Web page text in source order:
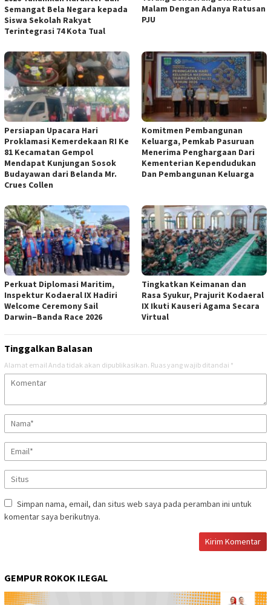
Semangat Bela Negara kepada
Siswa Sekolah Rakyat
Terintegrasi 74 Kota Tual
Malam Dengan Adanya Ratusan
PJU
Persiapan Upacara Hari
Proklamasi Kemerdekaan RI Ke
81 Kecamatan Gempol
Mendapat Kunjungan Sosok
Budayawan dari Belanda Mr.
Crues Collen
Komitmen Pembangunan
Keluarga, Pemkab Pasuruan
Menerima Penghargaan Dari
Kementerian Kependudukan
Dan Pembangunan Keluarga
Perkuat Diplomasi Maritim,
Inspektur Kodaeral IX Hadiri
Welcome Ceremony Sail
Darwin–Banda Race 2026
Tingkatkan Keimanan dan
Rasa Syukur, Prajurit Kodaeral
IX Ikuti Kauseri Agama Secara
Virtual
Tinggalkan Balasan
Alamat email Anda tidak akan dipublikasikan. Ruas yang wajib ditandai *
Simpan nama, email, dan situs web saya pada peramban ini untuk
komentar saya berikutnya.
GEMPUR ROKOK ILEGAL